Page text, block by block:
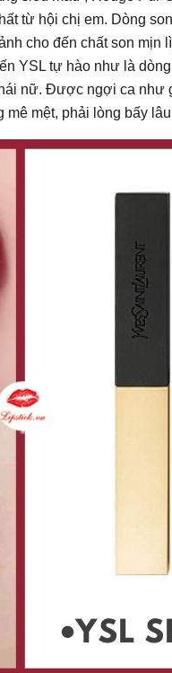
từ hội chị em. Dòng
cho đến chất son mịn
YSL tự hào như là dòng
nữ. Được ngợi ca như
mệt, phải lòng bấy lâu